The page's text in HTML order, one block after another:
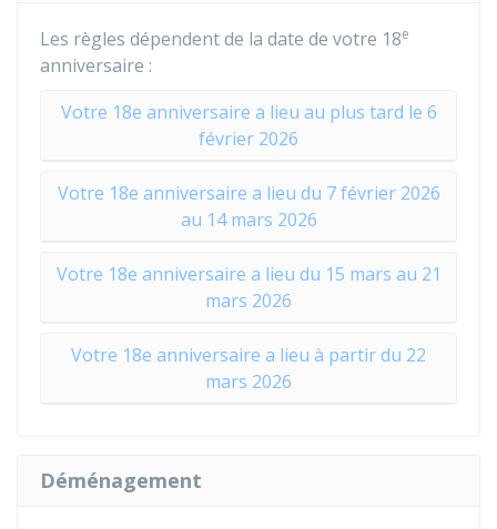
Les règles dépendent de la date de votre 18e
anniversaire :
Votre 18e anniversaire a lieu au plus tard le 6
février 2026
Votre 18e anniversaire a lieu du 7 février 2026
au 14 mars 2026
Votre 18e anniversaire a lieu du 15 mars au 21
mars 2026
Votre 18e anniversaire a lieu à partir du 22
mars 2026
Déménagement